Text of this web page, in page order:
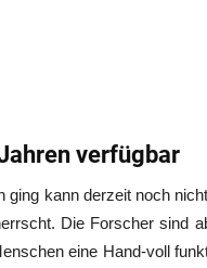
verfügbar
ging kann derzeit noch
Die Forscher sind
eine Hand-voll